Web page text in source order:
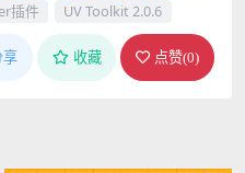
插件 UV Toolkit 2.0.6
享 收藏 点赞(0)